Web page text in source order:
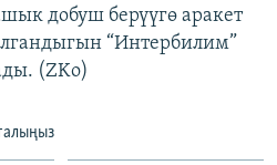
добуш берүүгө аракет
“Интербилим”
(ZKo)